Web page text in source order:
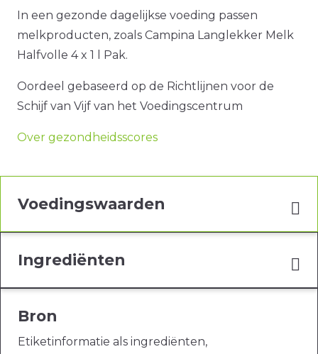
In een gezonde dagelijkse voeding passen
melkproducten, zoals Campina Langlekker Melk
Halfvolle 4 x 1 l Pak.
Oordeel gebaseerd op de Richtlijnen voor de
Schijf van Vijf van het Voedingscentrum
Over gezondheidsscores
Voedingswaarden
Ingrediënten
Bron
Etiketinformatie als ingrediënten,